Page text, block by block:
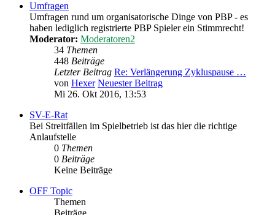
Umfragen
Umfragen rund um organisatorische Dinge von PBP - es
haben lediglich registrierte PBP Spieler ein Stimmrecht!
Moderator: Moderatoren2
34 Themen
448 Beiträge
Letzter Beitrag Re: Verlängerung Zykluspause …
von Hexer Neuester Beitrag
Mi 26. Okt 2016, 13:53
SV-E-Rat
Bei Streitfällen im Spielbetrieb ist das hier die richtige
Anlaufstelle
0 Themen
0 Beiträge
Keine Beiträge
OFF Topic
Themen